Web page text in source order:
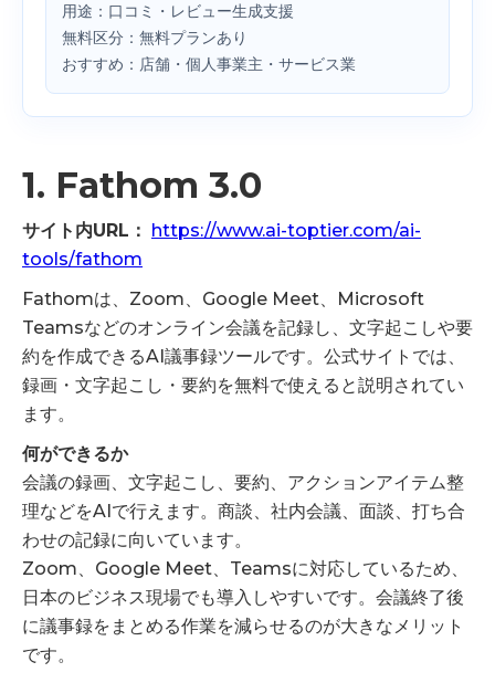
用途：口コミ・レビュー生成支援
無料区分：無料プランあり
おすすめ：店舗・個人事業主・サービス業
1. Fathom 3.0
サイト内URL：
https://www.ai-toptier.com/ai-
tools/fathom
Fathomは、Zoom、Google Meet、Microsoft
Teamsなどのオンライン会議を記録し、文字起こしや要
約を作成できるAI議事録ツールです。公式サイトでは、
録画・文字起こし・要約を無料で使えると説明されてい
ます。
何ができるか
会議の録画、文字起こし、要約、アクションアイテム整
理などをAIで行えます。商談、社内会議、面談、打ち合
わせの記録に向いています。
Zoom、Google Meet、Teamsに対応しているため、
日本のビジネス現場でも導入しやすいです。会議終了後
に議事録をまとめる作業を減らせるのが大きなメリット
です。